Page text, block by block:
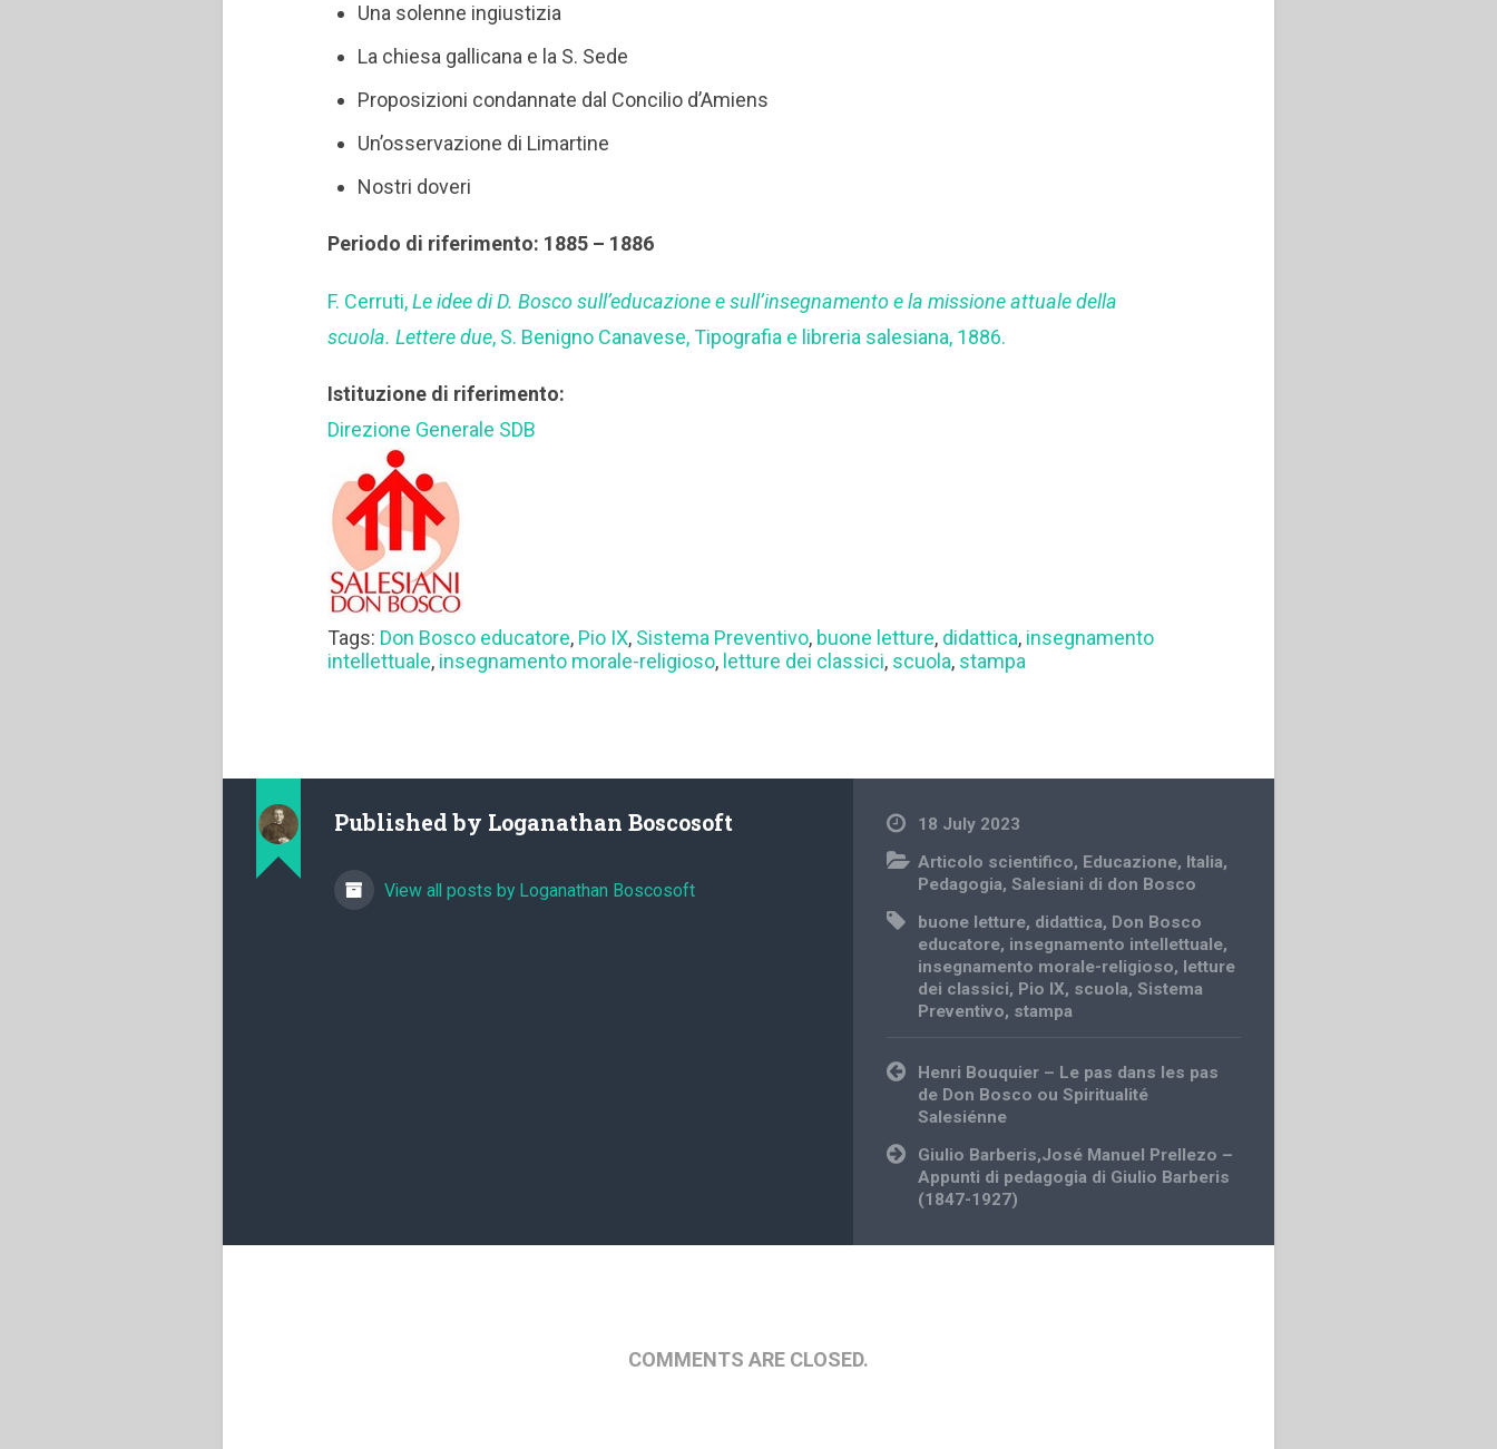
Una solenne ingiustizia
La chiesa gallicana e la S. Sede
Proposizioni condannate dal Concilio d’Amiens
Un’osservazione di Limartine
Nostri doveri
Periodo di riferimento: 1885 – 1886
F. Cerruti,Le idee di D. Bosco sull’educazione e sull’insegnamento e la missione attuale della
scuola. Lettere due, S. Benigno Canavese, Tipografia e libreria salesiana, 1886.
Istituzione di riferimento:
Direzione Generale SDB
Tags: Don Bosco educatore, Pio IX, Sistema Preventivo, buone letture, didattica, insegnamento
intellettuale, insegnamento morale-religioso, letture dei classici, scuola, stampa
Published by Loganathan Boscosoft
View all posts by Loganathan Boscosoft
18 July 2023
Articolo scientifico, Educazione, Italia,
Pedagogia,Salesiani di don Bosco
buone letture, didattica, Don Bosco
educatore, insegnamento intellettuale,
insegnamento morale-religioso, letture
dei classici, Pio IX, scuola,Sistema
Preventivo, stampa
Post
navigation
Henri Bouquier – Le pas dans les pas
de Don Bosco ou Spiritualité
Salesiénne
Giulio Barberis,José Manuel Prellezo –
Appunti di pedagogia di Giulio Barberis
(1847-1927)
COMMENTS ARE CLOSED.